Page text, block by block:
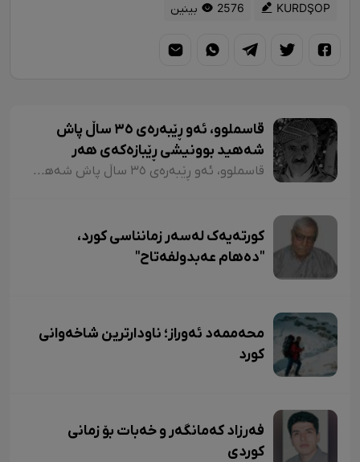
KURDŞOP 2576 بینین
قاسملوو، ئەو ڕێبەرەی ٣٥ ساڵ پاش
شەهید بوونیشی ڕێبازەکەی هەر
زیندووە
قاسملوو، ئەو ڕێبەرەی ٣٥ ساڵ پاش شەهید بوونیشی ڕێبازەکەی هەر زیندووە
کورتەیەک لەسەر زمانناسی کورد،
"دەهام عەبدولفەتاح"
محەممەد ئەوراز؛ ناودارترین شاخەوانی
کورد
فەرزاد کەمانگەر و خەبات بۆ زمانی
کوردی